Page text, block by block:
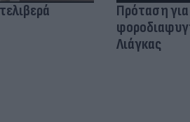
Πρόταση
Λιάγκας